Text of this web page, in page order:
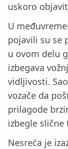
uskoro
U
pojavili su se
u ovom delu
izbegava
vidljivosti.
vozače da
prilagode
izbegle slične
Nesreća je